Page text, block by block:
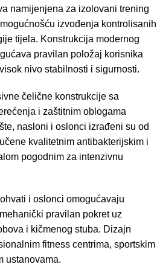
namijenjena za izolovani trening
izvođenja kontrolisanih
tijela. Konstrukcija modernog
pravilan položaj korisnika
nivo stabilnosti i sigurnosti.
čelične konstrukcije sa
i zaštitnim oblogama
nasloni i oslonci izrađeni su od
kvalitetnim antibakterijskim i
pogodnim za intenzivnu
i oslonci omogućavaju
pravilan pokret uz
i kičmenog stuba. Dizajn
fitness centrima, sportskim
ustanovama.